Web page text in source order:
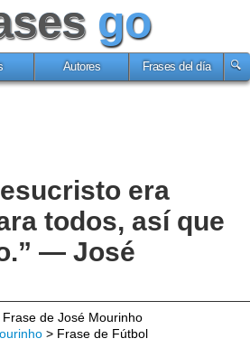
go
Autores Frases del día
era
todos, así que
— José
Frase de José Mourinho
> Frase de Fútbol